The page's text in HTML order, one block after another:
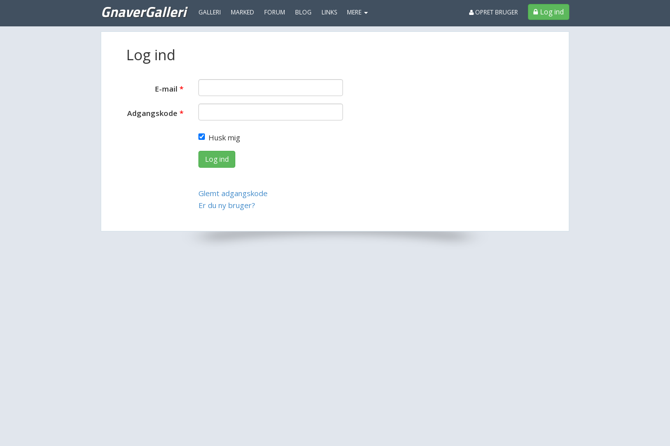
GnaverGalleri GALLERI MARKED FORUM BLOG LINKS MERE Log ind
OPRET BRUGER
Log ind
E-mail
Adgangskode
Husk mig
Log ind
Glemt adgangskode
Er du ny bruger?